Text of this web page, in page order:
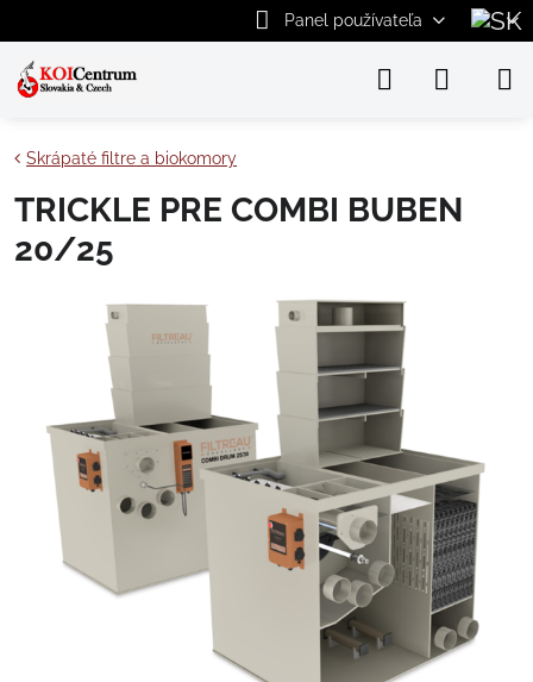
Panel používateľa
Skrápaté filtre a biokomory
TRICKLE PRE COMBI BUBEN
20/25